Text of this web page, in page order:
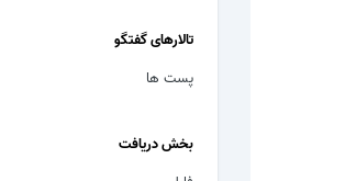
تالارهای گفتگو
پست ها
بخش دریافت